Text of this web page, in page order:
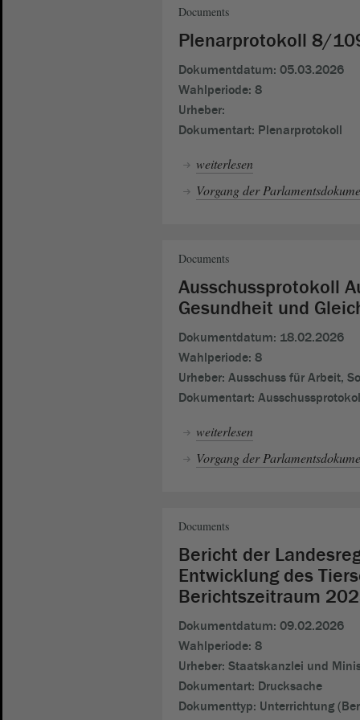
Documents
Plenarprotokoll 8/
Dokumentdatum: 05.03.2026
Wahlperiode: 8
Urheber:
Dokumentart: Plenarprotokoll
weiterlesen
Vorgang der
Documents
Ausschussprotokoll
Gesundheit und
Dokumentdatum: 18.02.2026
Wahlperiode: 8
Urheber: Ausschuss für Arbeit,
Dokumentart:
weiterlesen
Vorgang der
Documents
Bericht der
Entwicklung des
Berichtszeitraum
Dokumentdatum: 09.02.2026
Wahlperiode: 8
Urheber: Staatskanzlei und
Dokumentart: Drucksache
Dokumenttyp: Unterrichtung